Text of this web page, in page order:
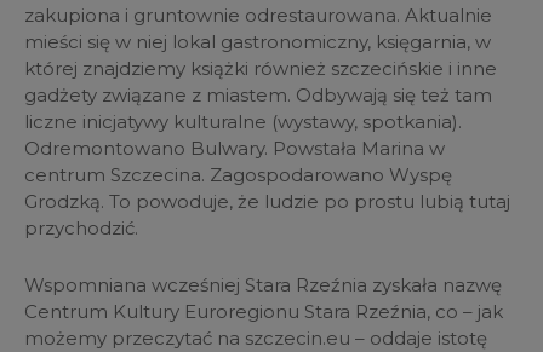
zakupiona i gruntownie odrestaurowana. Aktualnie
mieści się w niej lokal gastronomiczny, księgarnia, w
której znajdziemy książki również szczecińskie i inne
gadżety związane z miastem. Odbywają się też tam
liczne inicjatywy kulturalne (wystawy, spotkania).
Odremontowano Bulwary. Powstała Marina w
centrum Szczecina. Zagospodarowano Wyspę
Grodzką. To powoduje, że ludzie po prostu lubią tutaj
przychodzić.
Wspomniana wcześniej Stara Rzeźnia zyskała nazwę
Centrum Kultury Euroregionu Stara Rzeźnia, co – jak
możemy przeczytać na szczecin.eu – oddaje istotę